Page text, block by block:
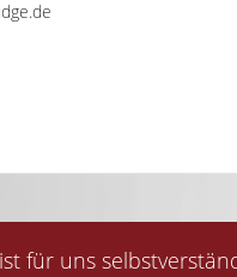
für uns